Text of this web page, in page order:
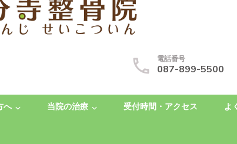
電話番号
087-899-5500
へ 当院の治療 受付時間・アクセス よ